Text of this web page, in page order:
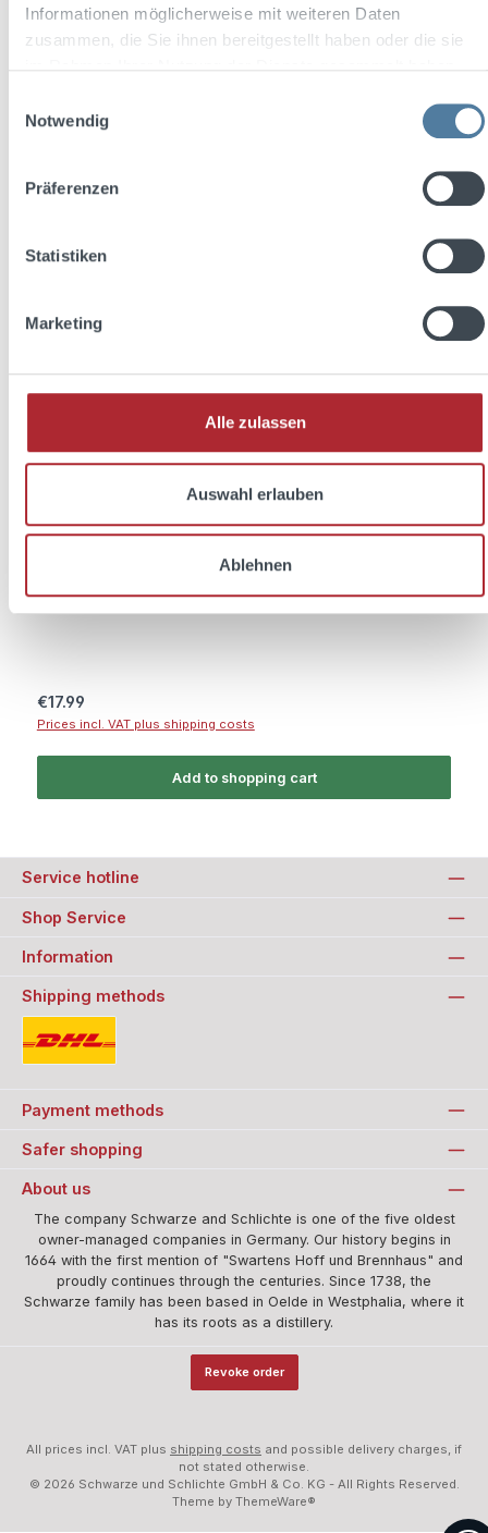
Informationen möglicherweise mit weiteren Daten
zusammen, die Sie ihnen bereitgestellt haben oder die sie
Notwendig
Präferenzen
Statistiken
Marketing
Alle zulassen
Auswahl erlauben
Ablehnen
Ferdinand's White Riesling Wermut 0,5l 18% Vol.
Content:0.5 Liter(€35.98 / 1 Liter)
Regular price:
€17.99
Prices incl. VAT plus shipping costs
Add to shopping cart
Service hotline
Shop Service
Information
Shipping methods
Payment methods
Safer shopping
About us
The company Schwarze and Schlichte is one of the five oldest
owner-managed companies in Germany. Our history begins in
1664 with the first mention of "Swartens Hoff und Brennhaus" and
proudly continues through the centuries. Since 1738, the
Schwarze family has been based in Oelde in Westphalia, where it
has its roots as a distillery.
Revoke order
All prices incl. VAT plus shipping costs and possible delivery charges, if
not stated otherwise.
© 2026 Schwarze und Schlichte GmbH & Co. KG - All Rights Reserved.
Theme by ThemeWare®